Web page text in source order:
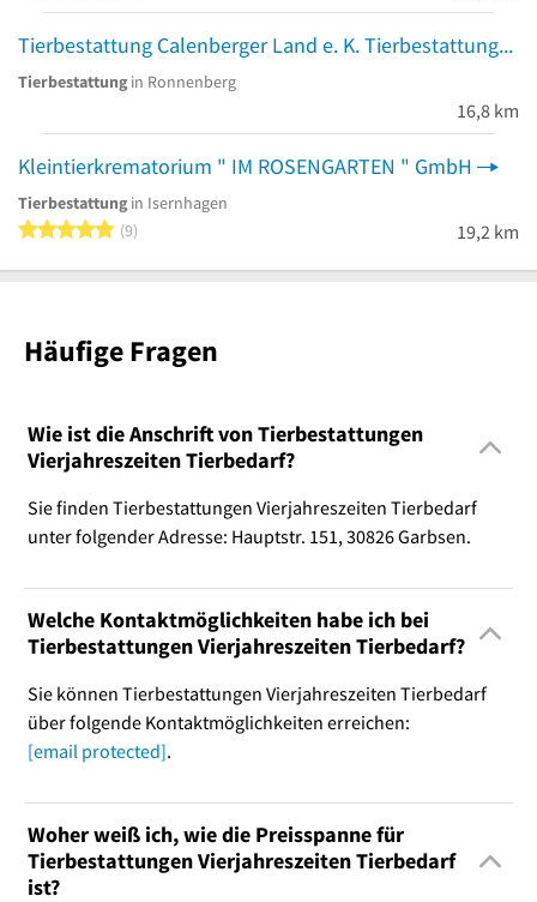
Tierbestattung Calenberger Land e. K. Tierbestattungsinstitut
Tierbestattung in Ronnenberg
16,8 km
Kleintierkrematorium " IM ROSENGARTEN " GmbH
Tierbestattung in Isernhagen
5 von 5 Sternen
9 19,2 km
Häufige Fragen
Wie ist die Anschrift von Tierbestattungen
Vierjahreszeiten Tierbedarf?
Sie finden Tierbestattungen Vierjahreszeiten Tierbedarf
unter folgender Adresse: Hauptstr. 151, 30826 Garbsen.
Welche Kontaktmöglichkeiten habe ich bei
Tierbestattungen Vierjahreszeiten Tierbedarf?
Sie können Tierbestattungen Vierjahreszeiten Tierbedarf
über folgende Kontaktmöglichkeiten erreichen:
[email protected].
Woher weiß ich, wie die Preisspanne für
Tierbestattungen Vierjahreszeiten Tierbedarf
ist?